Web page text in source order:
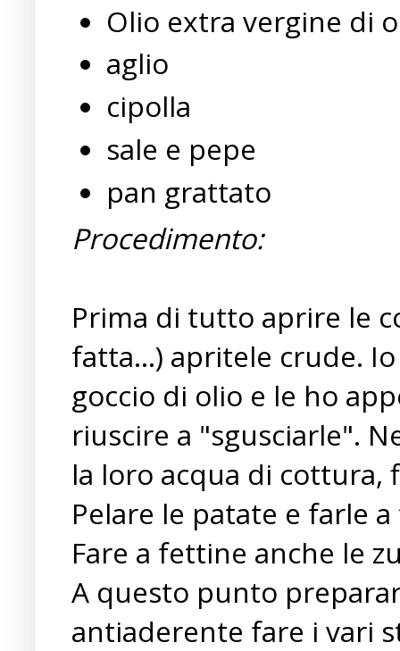
Olio extra vergine di
aglio
cipolla
sale e pepe
pan grattato
Procedimento:
Prima di tutto aprire le
fatta...) apritele crude.
goccio di olio e le ho
riuscire a "sgusciarle".
la loro acqua di
Pelare le patate e farle
Fare a fettine anche le
A questo punto
antiaderente fare i vari